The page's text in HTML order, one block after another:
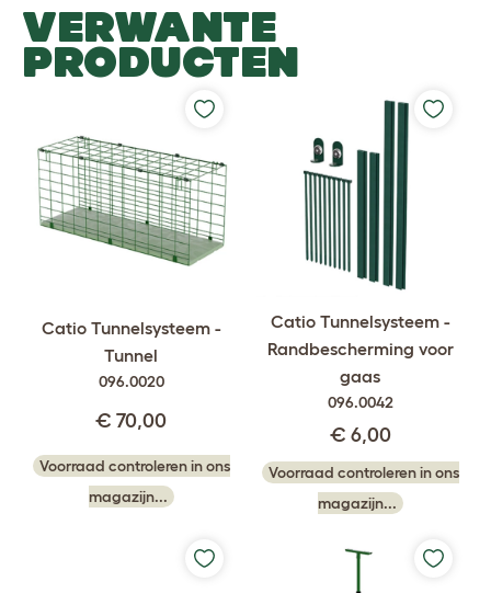
VERWANTE
PRODUCTEN
Catio Tunnelsysteem -
Tunnel
096.0020
€ 70,00
Voorraad controleren in ons
magazijn...
Catio Tunnelsysteem -
Randbescherming voor
gaas
096.0042
€ 6,00
Voorraad controleren in ons
magazijn...